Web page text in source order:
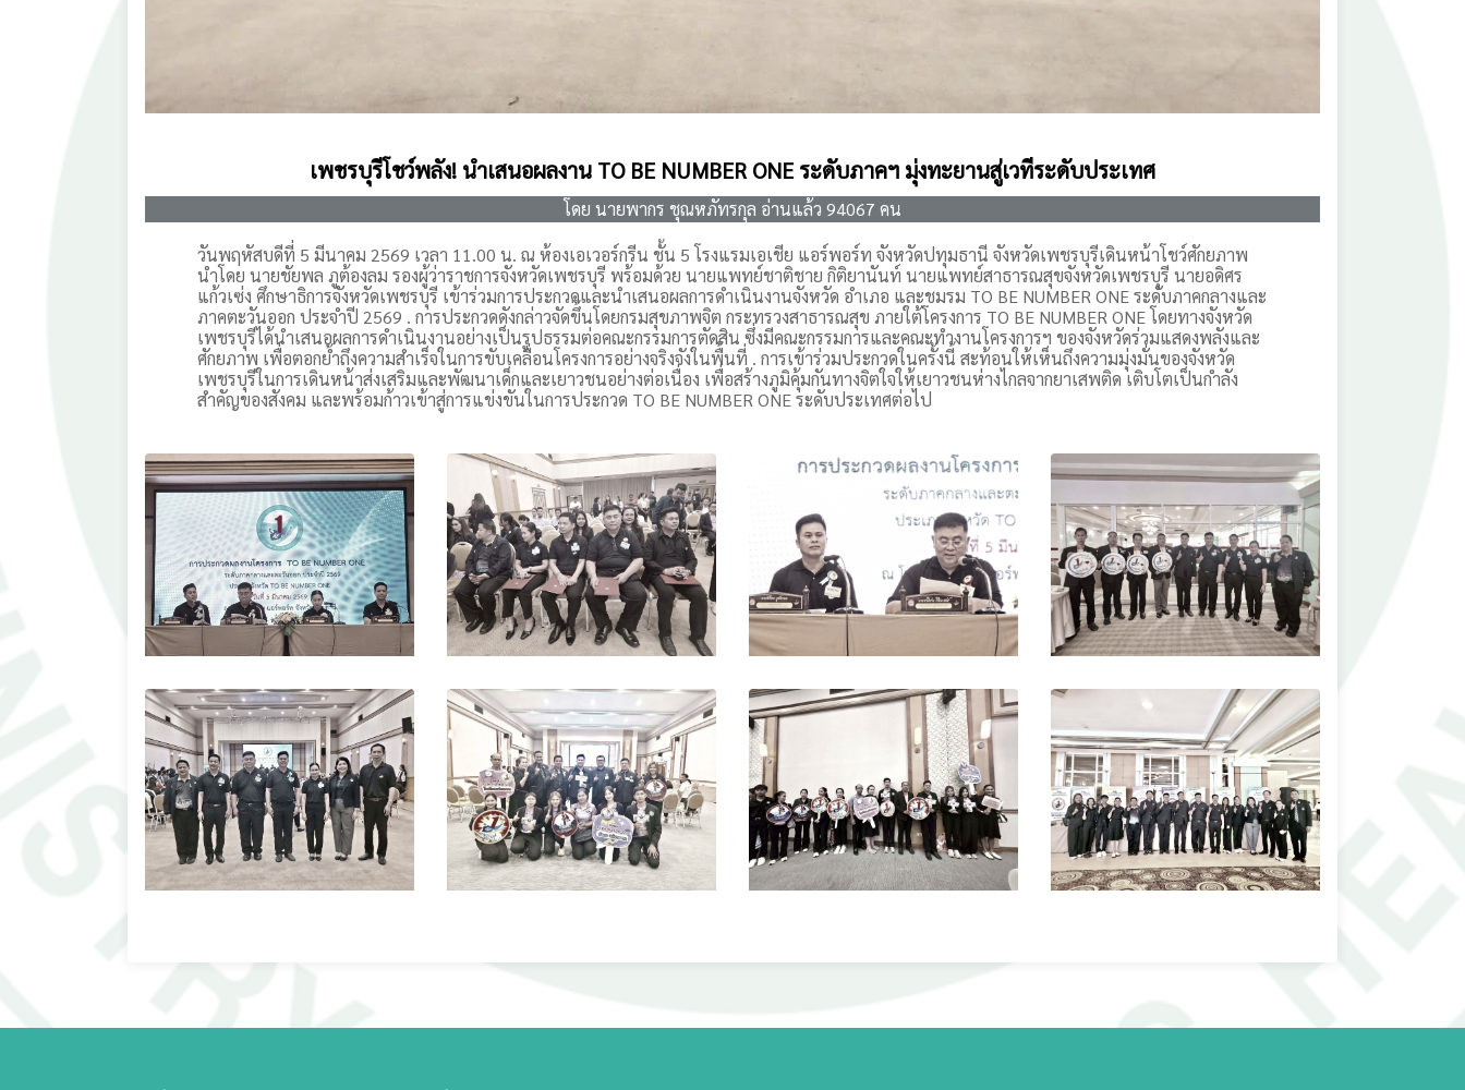
เพชรบุรีโชว์พลัง! นำเสนอผลงาน TO BE NUMBER ONE ระดับภาคฯ มุ่งทะยานสู่เวทีระดับประเทศ
โดย นายพากร ชุณหภัทรกุล อ่านแล้ว 94067 คน
วันพฤหัสบดีที่ 5 มีนาคม 2569 เวลา 11.00 น. ณ ห้องเอเวอร์กรีน ชั้น 5 โรงแรมเอเชีย แอร์พอร์ท จังหวัดปทุมธานี จังหวัดเพชรบุรีเดินหน้าโชว์ศักยภาพ
นำโดย นายชัยพล ภูต้องลม รองผู้ว่าราชการจังหวัดเพชรบุรี พร้อมด้วย นายแพทย์ชาติชาย กิติยานันท์ นายแพทย์สาธารณสุขจังหวัดเพชรบุรี นายอดิศร
แก้วเซ่ง ศึกษาธิการจังหวัดเพชรบุรี เข้าร่วมการประกวดและนำเสนอผลการดำเนินงานจังหวัด อำเภอ และชมรม TO BE NUMBER ONE ระดับภาคกลางและ
ภาคตะวันออก ประจำปี 2569 . การประกวดดังกล่าวจัดขึ้นโดยกรมสุขภาพจิต กระทรวงสาธารณสุข ภายใต้โครงการ TO BE NUMBER ONE โดยทางจังหวัด
เพชรบุรีได้นำเสนอผลการดำเนินงานอย่างเป็นรูปธรรมต่อคณะกรรมการตัดสิน ซึ่งมีคณะกรรมการและคณะทำงานโครงการฯ ของจังหวัดร่วมแสดงพลังและ
ศักยภาพ เพื่อตอกย้ำถึงความสำเร็จในการขับเคลื่อนโครงการอย่างจริงจังในพื้นที่ . การเข้าร่วมประกวดในครั้งนี้ สะท้อนให้เห็นถึงความมุ่งมั่นของจังหวัด
เพชรบุรีในการเดินหน้าส่งเสริมและพัฒนาเด็กและเยาวชนอย่างต่อเนื่อง เพื่อสร้างภูมิคุ้มกันทางจิตใจให้เยาวชนห่างไกลจากยาเสพติด เติบโตเป็นกำลัง
สำคัญของสังคม และพร้อมก้าวเข้าสู่การแข่งขันในการประกวด TO BE NUMBER ONE ระดับประเทศต่อไป